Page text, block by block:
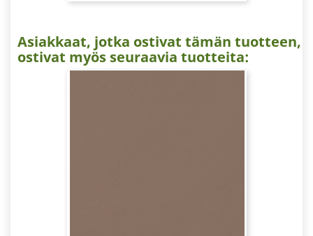
Asiakkaat, jotka ostivat tämän tuotteen,
ostivat myös seuraavia tuotteita: